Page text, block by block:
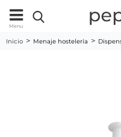
Menu
Inicio Menaje hostelería